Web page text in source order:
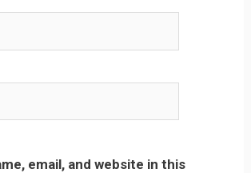
email, and website in this